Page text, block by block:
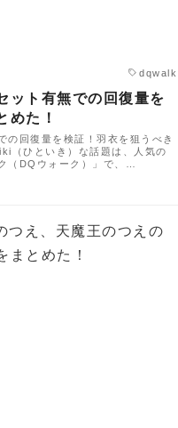
dqwalk
ット有無での回復量を
めた！
の回復量を検証！羽衣を狙うべき
（ひといき）な話題は、人気の
（DQウォーク）」で、…